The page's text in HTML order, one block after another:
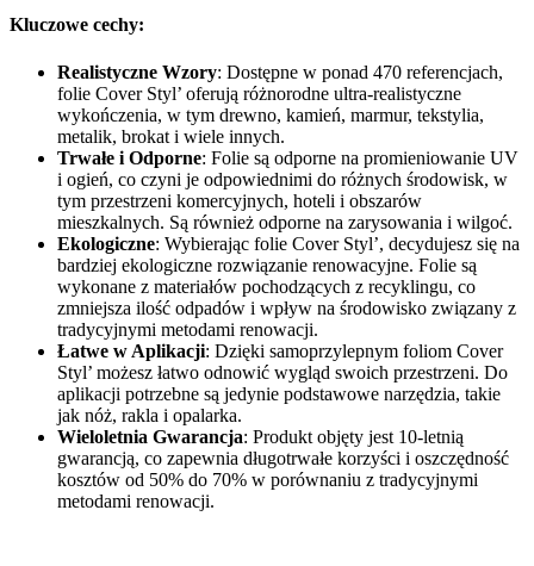
Kluczowe cechy:
Realistyczne Wzory: Dostępne w ponad 470 referencjach,
folie Cover Styl’ oferują różnorodne ultra-realistyczne
wykończenia, w tym drewno, kamień, marmur, tekstylia,
metalik, brokat i wiele innych.
Trwałe i Odporne: Folie są odporne na promieniowanie UV
i ogień, co czyni je odpowiednimi do różnych środowisk, w
tym przestrzeni komercyjnych, hoteli i obszarów
mieszkalnych. Są również odporne na zarysowania i wilgoć.
Ekologiczne: Wybierając folie Cover Styl’, decydujesz się na
bardziej ekologiczne rozwiązanie renowacyjne. Folie są
wykonane z materiałów pochodzących z recyklingu, co
zmniejsza ilość odpadów i wpływ na środowisko związany z
tradycyjnymi metodami renowacji.
Łatwe w Aplikacji: Dzięki samoprzylepnym foliom Cover
Styl’ możesz łatwo odnowić wygląd swoich przestrzeni. Do
aplikacji potrzebne są jedynie podstawowe narzędzia, takie
jak nóż, rakla i opalarka.
Wieloletnia Gwarancja: Produkt objęty jest 10-letnią
gwarancją, co zapewnia długotrwałe korzyści i oszczędność
kosztów od 50% do 70% w porównaniu z tradycyjnymi
metodami renowacji.